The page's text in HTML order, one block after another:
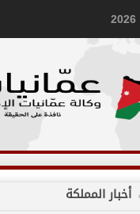
أخبار المملكة